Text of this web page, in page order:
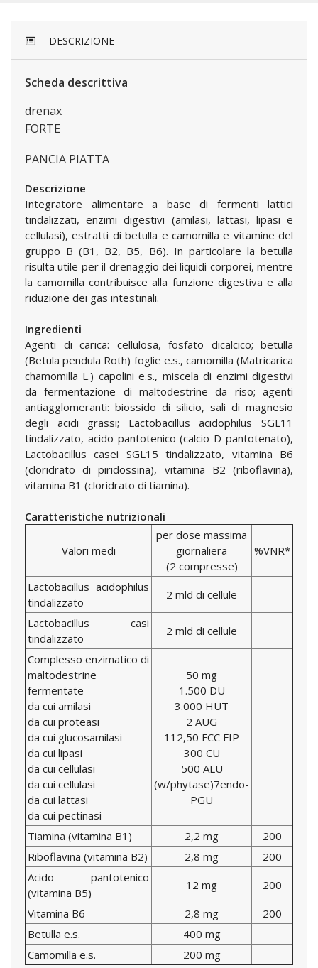
DESCRIZIONE
Scheda descrittiva
drenax
FORTE
PANCIA PIATTA
Descrizione
Integratore alimentare a base di fermenti lattici
tindalizzati, enzimi digestivi (amilasi, lattasi, lipasi e
cellulasi), estratti di betulla e camomilla e vitamine del
gruppo B (B1, B2, B5, B6). In particolare la betulla
risulta utile per il drenaggio dei liquidi corporei, mentre
la camomilla contribuisce alla funzione digestiva e alla
riduzione dei gas intestinali.
Ingredienti
Agenti di carica: cellulosa, fosfato dicalcico; betulla
(Betula pendula Roth) foglie e.s., camomilla (Matricarica
chamomilla L.) capolini e.s., miscela di enzimi digestivi
da fermentazione di maltodestrine da riso; agenti
antiagglomeranti: biossido di silicio, sali di magnesio
degli acidi grassi; Lactobacillus acidophilus SGL11
tindalizzato, acido pantotenico (calcio D-pantotenato),
Lactobacillus casei SGL15 tindalizzato, vitamina B6
(cloridrato di piridossina), vitamina B2 (riboflavina),
vitamina B1 (cloridrato di tiamina).
Caratteristiche nutrizionali
Valori medi
per dose massima
giornaliera
(2 compresse)
%VNR*
Lactobacillus acidophilus
tindalizzato
2 mld di cellule
Lactobacillus casi
tindalizzato
2 mld di cellule
Complesso enzimatico di
maltodestrine
fermentate
da cui amilasi
da cui proteasi
da cui glucosamilasi
da cui lipasi
da cui cellulasi
da cui cellulasi
da cui lattasi
da cui pectinasi
50 mg
1.500 DU
3.000 HUT
2 AUG
112,50 FCC FIP
300 CU
500 ALU
(w/phytase)7endo-
PGU
Tiamina (vitamina B1) 2,2 mg
200
Riboflavina (vitamina B2)
2,8 mg
200
Acido pantotenico
(vitamina B5)
12 mg
200
Vitamina B6
2,8 mg
200
Betulla e.s.
400 mg
Camomilla e.s.
200 mg